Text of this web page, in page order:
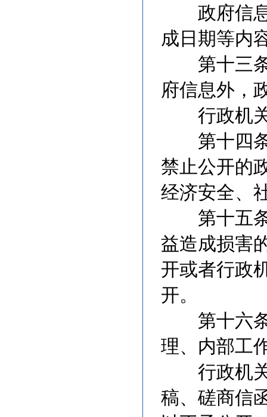
政府信息
成日期等内
第十三条
府信息外，
行政机关
第十四条
禁止公开的
经济安全、
第十五条
益造成损害
开或者行政
开。
第十六条
理、内部工
行政机关
稿、磋商信